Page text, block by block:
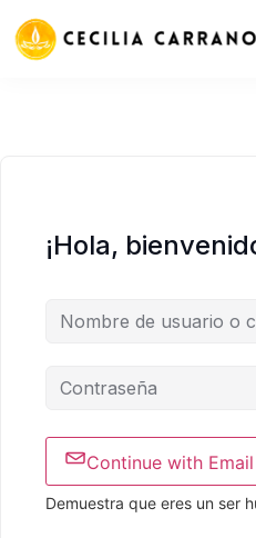
¡Hola,
Continue with Email
Demuestra que eres un ser